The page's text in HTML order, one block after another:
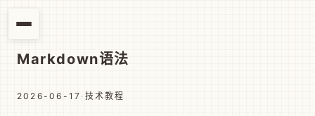
Markdown语法
2026-06-17 · 技术教程